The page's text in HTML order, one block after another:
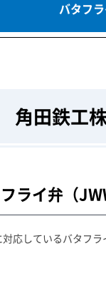
バタフ
角田鉄工
ライ弁（
応しているバタフ